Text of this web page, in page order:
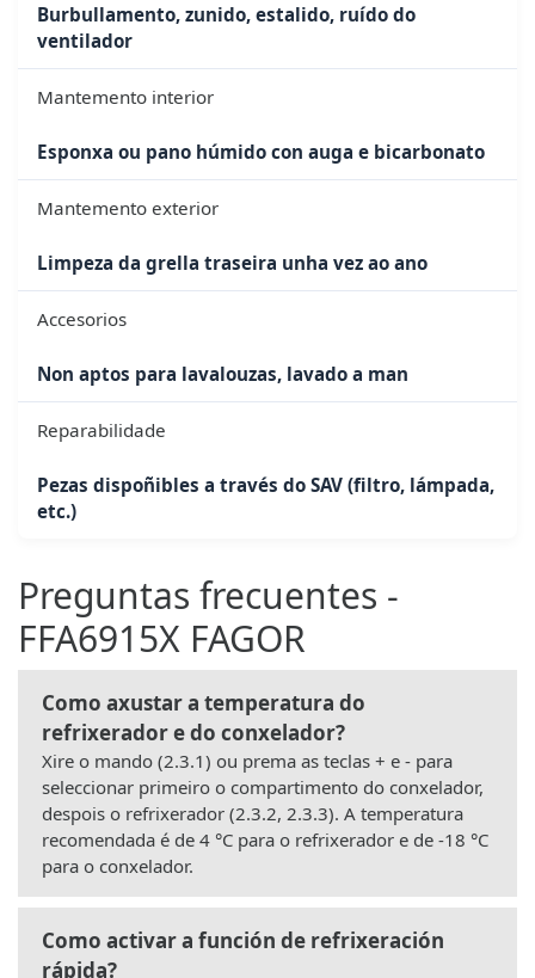
Burbullamento, zunido, estalido, ruído do
ventilador
Mantemento interior
Esponxa ou pano húmido con auga e bicarbonato
Mantemento exterior
Limpeza da grella traseira unha vez ao ano
Accesorios
Non aptos para lavalouzas, lavado a man
Reparabilidade
Pezas dispoñibles a través do SAV (filtro, lámpada,
etc.)
Preguntas frecuentes -
FFA6915X FAGOR
Como axustar a temperatura do
refrixerador e do conxelador?
Xire o mando (2.3.1) ou prema as teclas + e - para
seleccionar primeiro o compartimento do conxelador,
despois o refrixerador (2.3.2, 2.3.3). A temperatura
recomendada é de 4 °C para o refrixerador e de -18 °C
para o conxelador.
Como activar a función de refrixeración
rápida?